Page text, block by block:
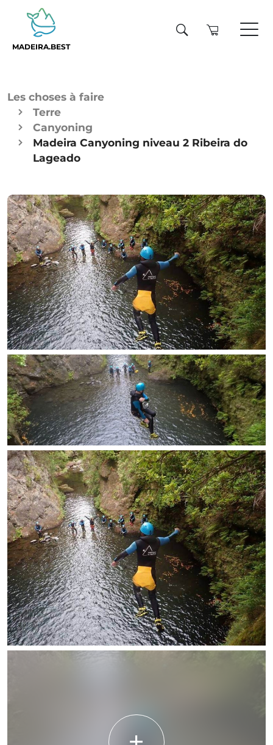
MADEIRA.BEST
Les choses à faire
Terre
Canyoning
Madeira Canyoning niveau 2 Ribeira do
Lageado